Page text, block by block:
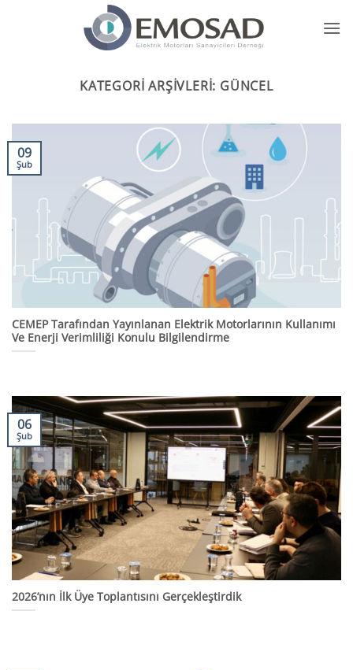
KATEGORI ARŞIVLERI: GÜNCEL
CEMEP Tarafından Yayınlanan Elektrik Motorlarının Kullanımı
Ve Enerji Verimliliği Konulu Bilgilendirme
09
Şub
2026’nın İlk Üye Toplantısını Gerçekleştirdik
06
Şub